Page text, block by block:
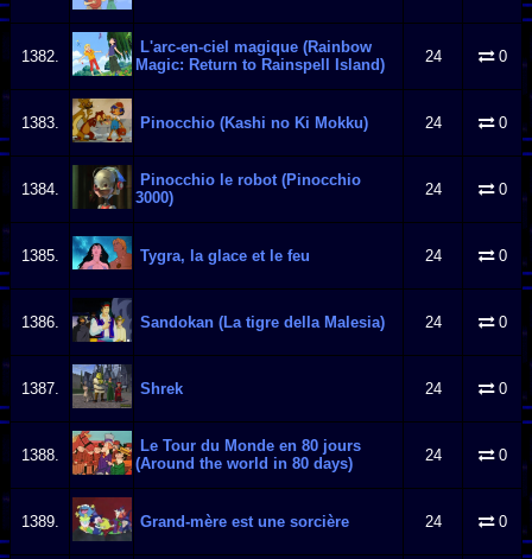
1382.
L'arc-en-ciel magique (Rainbow
Magic: Return to Rainspell Island)
24 0
1383. Pinocchio (Kashi no Ki Mokku) 24 0
1384.
Pinocchio le robot (Pinocchio
3000)
24 0
1385. Tygra, la glace et le feu 24 0
1386. Sandokan (La tigre della Malesia) 24 0
1387. Shrek 24 0
1388.
Le Tour du Monde en 80 jours
(Around the world in 80 days)
24 0
1389. Grand-mère est une sorcière 24 0